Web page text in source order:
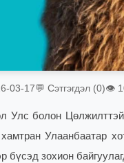
03-17💬 Сэтгэгдэл (0)👁
Улс болон
хамтран Улаанбаатар
бүсэд зохион